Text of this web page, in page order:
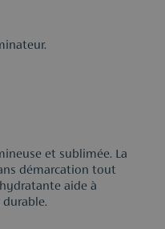
et sublimée. La
démarcation tout
aide à